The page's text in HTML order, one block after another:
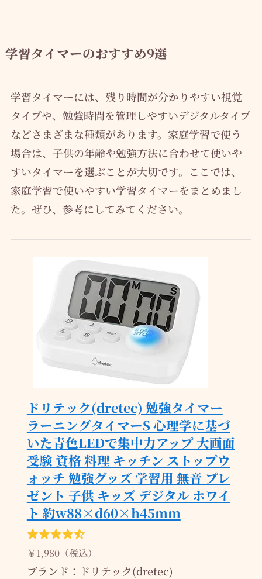
学習タイマーのおすすめ9選
学習タイマーには、残り時間が分かりやすい視覚
タイプや、勉強時間を管理しやすいデジタルタイプ
などさまざまな種類があります。家庭学習で使う
場合は、子供の年齢や勉強方法に合わせて使いや
すいタイマーを選ぶことが大切です。ここでは、
家庭学習で使いやすい学習タイマーをまとめまし
た。ぜひ、参考にしてみてください。
ドリテック(dretec) 勉強タイマー
ラーニングタイマーS 心理学に基づ
いた青色LEDで集中力アップ 大画面
受験 資格 料理 キッチン ストップウ
ォッチ 勉強グッズ 学習用 無音 プレ
ゼント 子供 キッズ デジタル ホワイ
ト 約w88×d60×h45mm
￥1,980（税込）
ブランド：ドリテック(dretec)